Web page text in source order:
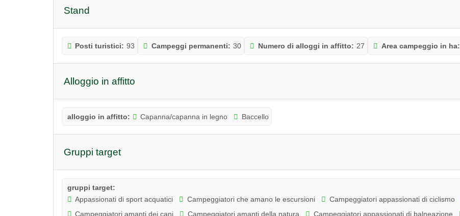
Stand
Posti turistici: 93 Campeggi permanenti: 30 Numero di alloggi in affitto: 27 Area campeggio in ha:
Alloggio in affitto
alloggio in affitto: Capanna/capanna in legno Baccello
Gruppi target
gruppi target:
Appassionati di sport acquatici
Campeggiatori che amano le escursioni Campeggiatori appassionati di ciclismo
Campeggiatori amanti dei cani
Campeggiatori amanti della natura Campeggiatori appassionati di balneazione